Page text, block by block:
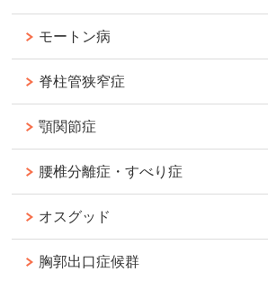
モートン病
脊柱管狭窄症
顎関節症
腰椎分離症・すべり症
オスグッド
胸郭出口症候群